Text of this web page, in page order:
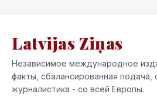
Latvijas Ziņas
Независимое международное
факты, сбалансированная подача,
журналистика - со всей Европы.